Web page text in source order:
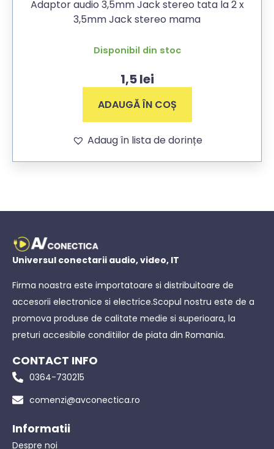
Adaptor audio 3,5mm Jack stereo tata la 2 x
3,5mm Jack stereo mama
Disponibil din stoc
1,5lei
ADAUGĂ ÎN COȘ
Adaug în lista de dorințe
Universul conectarii audio, video, IT
Firma noastra este importatoare si distribuitoare de
accesorii electronice si electrice.Scopul nostru este de a
promova produse de calitate medie si superioara, la
preturi accesibile conditiilor de piata din Romania.
CONTACT INFO
0364-730215
comenzi@avconectica.ro
Informatii
Despre noi